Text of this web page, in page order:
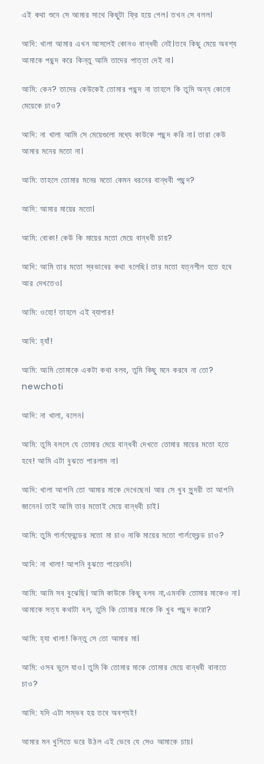
এই কথা শুনে সে আমার সাথে কিছুটা ফ্রি হয়ে গেল। তখন সে বলল।
আদি: খালা আমার এখন আসলেই কোনও বান্ধবী নেই।তবে কিছু মেয়ে অবশ্য
আমাকে পছন্দ করে কিন্তু আমি তাদের পাত্তা দেই না।
আমি: কেন? তাদের কেউকেই তোমার পছন্দ না তাহলে কি তুমি অন্য কোনো
মেয়েকে চাও?
আদি: না খালা আমি সে মেয়েগুলো মধ্যে কাউকে পছন্দ করি না। তারা কেউ
আমার মনের মতো না।
আমি: তাহলে তোমার মনের মতো কেমন ধরনের বান্ধবী পছন্দ?
আদি: আমার মায়ের মতো।
আমি: বোকা! কেউ কি মায়ের মতো মেয়ে বান্ধবী চায়?
আদি: আমি তার মতো স্বভাবের কথা বলেছি। তার মতো যত্নশীল হতে হবে
আর দেখতেও।
আমি: ওহো! তাহলে এই ব্যাপার!
আদি: হ্যাঁ!
আমি: আমি তোমাকে একটা কথা বলব, তুমি কিছু মনে করবে না তো?
newchoti
আদি: না খালা, বলেন।
আমি: তুমি বললে যে তোমার মেয়ে বান্ধবী দেখতে তোমার মায়ের মতো হতে
হবে! আমি এটা বুঝতে পারলাম না।
আদি: খালা আপনি তো আমার মাকে দেখেছেন। আর সে খুব সুন্দরী তা আপনি
জানেন। তাই আমি তার মতোই মেয়ে বান্ধবী চাই।
আমি: তুমি গার্লফ্রেন্ডের মতো মা চাও নাকি মায়ের মতো গার্লফ্রেন্ড চাও?
আদি: না খালা! আপনি বুঝতে পারেননি।
আমি: আমি সব বুঝেছি। আমি কাউকে কিছু বলব না,এমনকি তোমার মাকেও না।
আমাকে সত্য কথাটা বল, তুমি কি তোমার মাকে কি খুব পছন্দ করো?
আমি: হ্যা খালা! কিন্তু সে তো আমার মা।
আমি: ওসব ভুলে যাও। তুমি কি তোমার মাকে তোমার মেয়ে বান্ধবী বানাতে
চাও?
আদি: যদি এটা সম্ভব হয় তবে অবশ্যই!
আমার মন খুশিতে ভরে উঠল এই ভেবে যে সেও আমাকে চায়।